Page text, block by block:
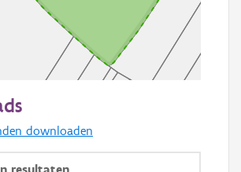
Vlaanderen
downloaden